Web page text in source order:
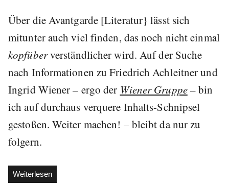
Über die Avantgarde [Literatur} lässt sich
mitunter auch viel finden, das noch nicht einmal
kopfüberverständlicher wird. Auf der Suche
nach Informationen zu Friedrich Achleitner und
Ingrid Wiener – ergo der Wiener Gruppe– bin
ich auf durchaus verquere Inhalts-Schnipsel
gestoßen. Weiter machen! – bleibt da nur zu
folgern.
Weiterlesen„Wiener